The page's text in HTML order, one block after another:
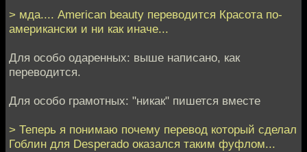
> мда.... American beauty переводится Красота по-
американски и ни как иначе...
Для особо одаренных: выше написано, как
переводится.
Для особо грамотных: "никак" пишется вместе
> Теперь я понимаю почему перевод который сделал
Гоблин для Desperado оказался таким фуфлом...